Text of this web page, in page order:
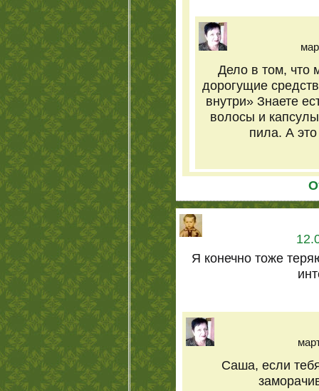
Дело в том, что
дорогущие
внутри» Знаете
волосы и
пила. А
Я конечно тоже
Саша, если